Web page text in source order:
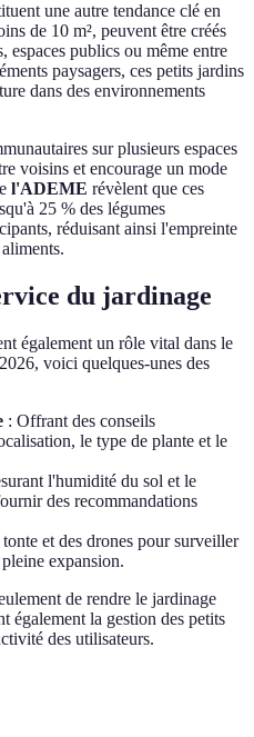
une autre tendance clé en
de 10 m², peuvent être créés
espaces publics ou même entre
paysagers, ces petits jardins
dans des environnements
sur plusieurs espaces
voisins et encourage un mode
l'ADEME révèlent que ces
25 % des légumes
réduisant ainsi l'empreinte
du jardinage
également un rôle vital dans le
voici quelques-unes des
: Offrant des conseils
le type de plante et le
l'humidité du sol et le
des recommandations
et des drones pour surveiller
expansion.
de rendre le jardinage
également la gestion des petits
des utilisateurs.